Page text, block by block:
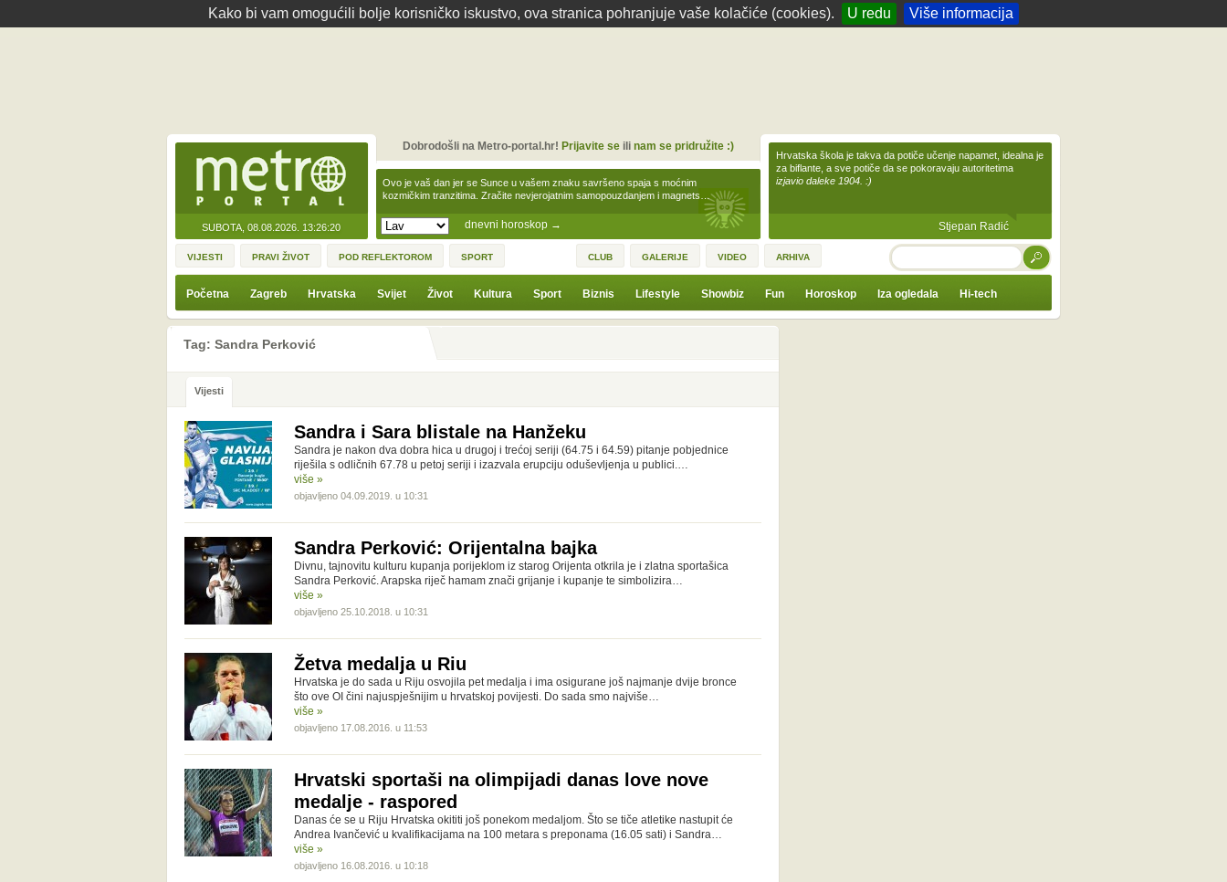
Kako bi vam omogućili bolje korisničko iskustvo, ova stranica pohranjuje vaše kolačiće (cookies). U redu Više informacija
SUBOTA, 08.08.2026. 13:26:20 dnevni horoskop →
Ovo je vaš dan jer se Sunce u vašem znaku savršeno spaja s moćnim
kozmičkim tranzitima. Zračite nevjerojatnim samopouzdanjem i magnets…
Dobrodošli na Metro-portal.hr! Prijavite seili nam se pridružite :)
Hrvatska škola je takva da potiče učenje napamet, idealna je
za biflante, a sve potiče da se pokoravaju autoritetima
izjavio daleke 1904. :)
Stjepan Radić
VIJESTI PRAVI ŽIVOT POD REFLEKTOROM SPORT CLUB GALERIJE VIDEO ARHIVA TRAŽI
Početna Zagreb Hrvatska Svijet Život Kultura Sport Biznis Lifestyle Showbiz Fun Horoskop Iza ogledala Hi-tech
Tag: Sandra Perković
Vijesti
Sandra i Sara blistale na Hanžeku
Sandra je nakon dva dobra hica u drugoj i trećoj seriji (64.75 i 64.59) pitanje pobjednice
riješila s odličnih 67.78 u petoj seriji i izazvala erupciju oduševljenja u publici.…
više »
objavljeno 04.09.2019. u 10:31
Sandra Perković: Orijentalna bajka
Divnu, tajnovitu kulturu kupanja porijeklom iz starog Orijenta otkrila je i zlatna sportašica
Sandra Perković. Arapska riječ hamam znači grijanje i kupanje te simbolizira…
više »
objavljeno 25.10.2018. u 10:31
Žetva medalja u Riu
Hrvatska je do sada u Riju osvojila pet medalja i ima osigurane još najmanje dvije bronce
što ove OI čini najuspješnijim u hrvatskoj povijesti. Do sada smo najviše…
više »
objavljeno 17.08.2016. u 11:53
Hrvatski sportaši na olimpijadi danas love nove
medalje - raspored
Danas će se u Riju Hrvatska okititi još ponekom medaljom. Što se tiče atletike nastupit će
Andrea Ivančević u kvalifikacijama na 100 metara s preponama (16.05 sati) i Sandra…
više »
objavljeno 16.08.2016. u 10:18